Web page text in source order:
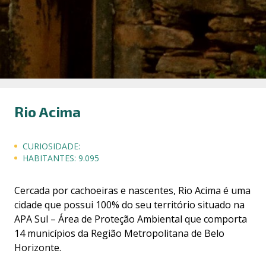
Rio Acima
CURIOSIDADE:
HABITANTES: 9.095
Cercada por cachoeiras e nascentes, Rio Acima é uma
cidade que possui 100% do seu território situado na
APA Sul – Área de Proteção Ambiental que comporta
14 municípios da Região Metropolitana de Belo
Horizonte.